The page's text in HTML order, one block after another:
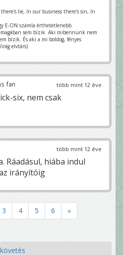
lie, In our business there's sin, In
E-ON számla érthetetlenebb.
sem bízik. Aki mibennünk nem
bízik. És aki a mi boldog, fényes
elvtárs)
több mint 12 éve
fan
six, nem csak
több mint 12 éve
Ráadásul, hiába indul
irányítóig
3 4 5 6 »